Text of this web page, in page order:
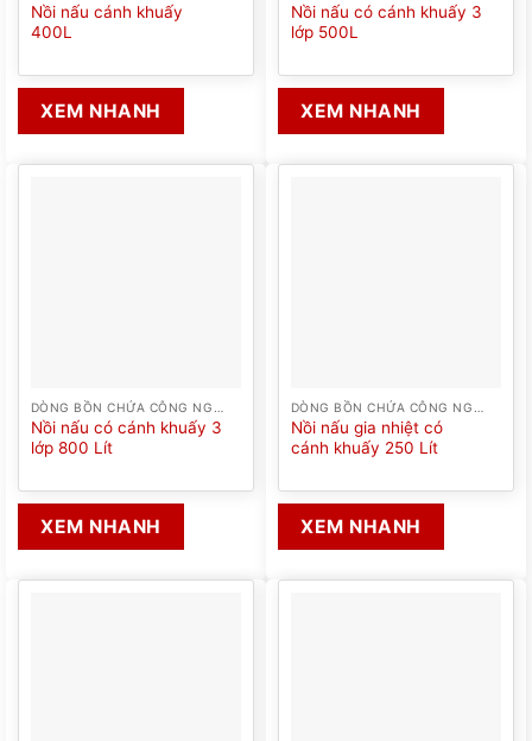
Nồi nấu cánh khuấy
400L
XEM NHANH
Nồi nấu có cánh khuấy 3
lớp 500L
XEM NHANH
Nồi nấu có cánh khuấy 3
lớp 800 Lít
XEM NHANH
Nồi nấu gia nhiệt có
cánh khuấy 250 Lít
XEM NHANH